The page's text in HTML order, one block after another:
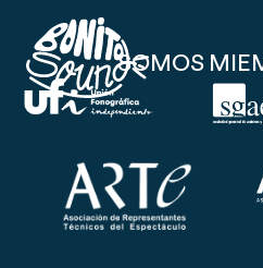
SOMOS